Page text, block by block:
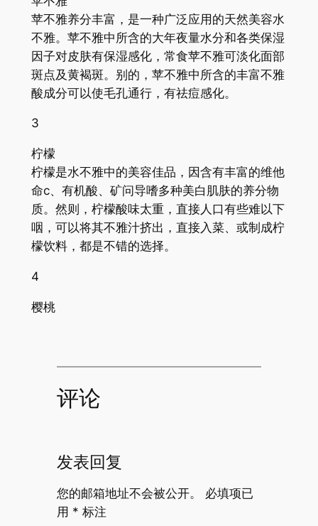
苹不雅养分丰富，是一种广泛应用的天然美容水
不雅。苹不雅中所含的大年夜量水分和各类保湿
因子对皮肤有保湿感化，常食苹不雅可淡化面部
斑点及黄褐斑。别的，苹不雅中所含的丰富不雅
酸成分可以使毛孔通行，有祛痘感化。
3
柠檬
柠檬是水不雅中的美容佳品，因含有丰富的维他
命c、有机酸、矿问导嗜多种美白肌肤的养分物
质。然则，柠檬酸味太重，直接人口有些难以下
咽，可以将其不雅汁挤出，直接入菜、或制成柠
檬饮料，都是不错的选择。
4
樱桃
评论
发表回复
您的邮箱地址不会被公开。
必填项已
用 * 标注